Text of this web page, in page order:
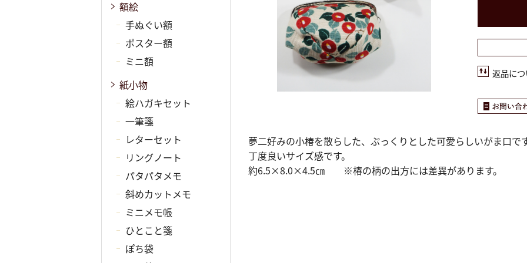
返品に
夢二好みの小椿を散らした、ぷっくりとした可愛らしいがま口で
丁度良いサイズ感です。
約6.5×8.0×4.5㎝ ※椿の柄の出方には差異があります。
額絵
手ぬぐい額
ポスター額
ミニ額
紙小物
絵ハガキセット
一筆箋
レターセット
リングノート
パタパタメモ
斜めカットメモ
ミニメモ帳
ひとこと箋
ぽち袋